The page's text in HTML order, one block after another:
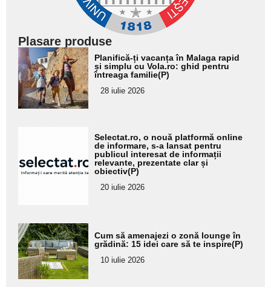
Plasare produse
Adaugă
aici textul
pentru
subtitlu
Planifică-ți vacanța în Malaga rapid
și simplu cu Vola.ro: ghid pentru
întreaga familie(P)
28 iulie 2026
pentru
subtitlu
Selectat.ro, o nouă platformă online
de informare, s-a lansat pentru
publicul interesat de informații
relevante, prezentate clar și
obiectiv(P)
20 iulie 2026
Adaugă
aici textul
pentru
subtitlu
Cum să amenajezi o zonă lounge în
grădină: 15 idei care să te inspire(P)
10 iulie 2026